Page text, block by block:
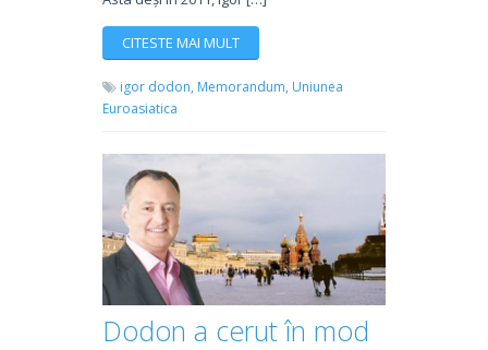
CITESTE MAI MULT
igor dodon, Memorandum, Uniunea
Euroasiatica
Dodon a cerut în mod